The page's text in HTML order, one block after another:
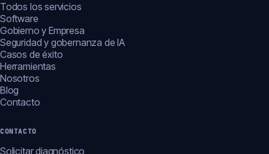
Todos los servicios
Software
Gobierno y Empresa
Seguridad y gobernanza de IA
Casos de éxito
Herramientas
Nosotros
Blog
Contacto
CONTACTO
Solicitar diagnóstico